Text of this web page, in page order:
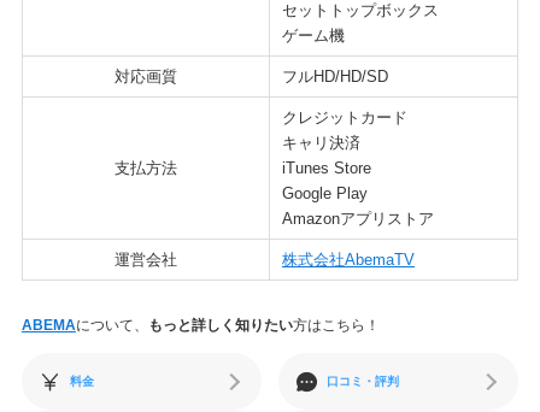
セットトップボックス
ゲーム機
対応画質 フルHD/HD/SD
支払方法
クレジットカード
キャリ決済
iTunes Store
Google Play
Amazonアプリストア
運営会社 株式会社AbemaTV
ABEMAについて、 もっと詳しく知りたい方はこちら！
料金 口コミ・評判